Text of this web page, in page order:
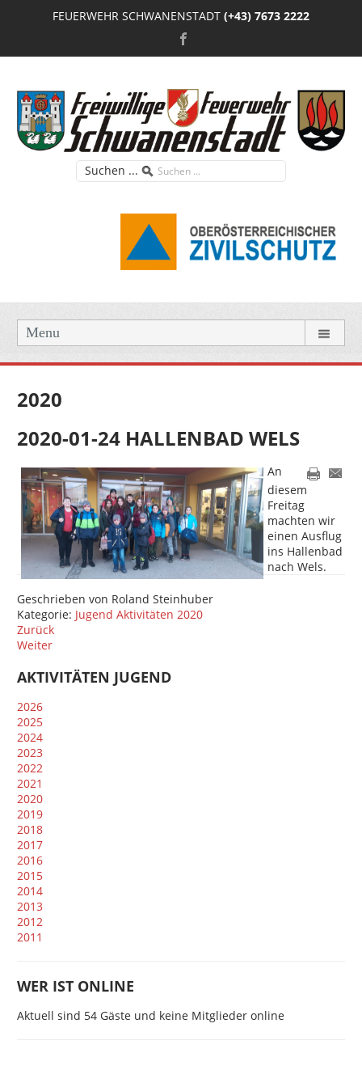
FEUERWEHR SCHWANENSTADT (+43) 7673 2222
Suchen ...
Menu
2020
2020-01-24 HALLENBAD WELS
An
diesem
Freitag
machten wir
einen Ausflug
ins Hallenbad
nach Wels.
Geschrieben von Roland Steinhuber
Kategorie: Jugend Aktivitäten 2020
Zurück
Weiter
AKTIVITÄTEN JUGEND
2026
2025
2024
2023
2022
2021
2020
2019
2018
2017
2016
2015
2014
2013
2012
2011
WER IST ONLINE
Aktuell sind 54 Gäste und keine Mitglieder online